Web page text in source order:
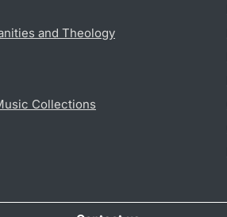
and Theology
Collections